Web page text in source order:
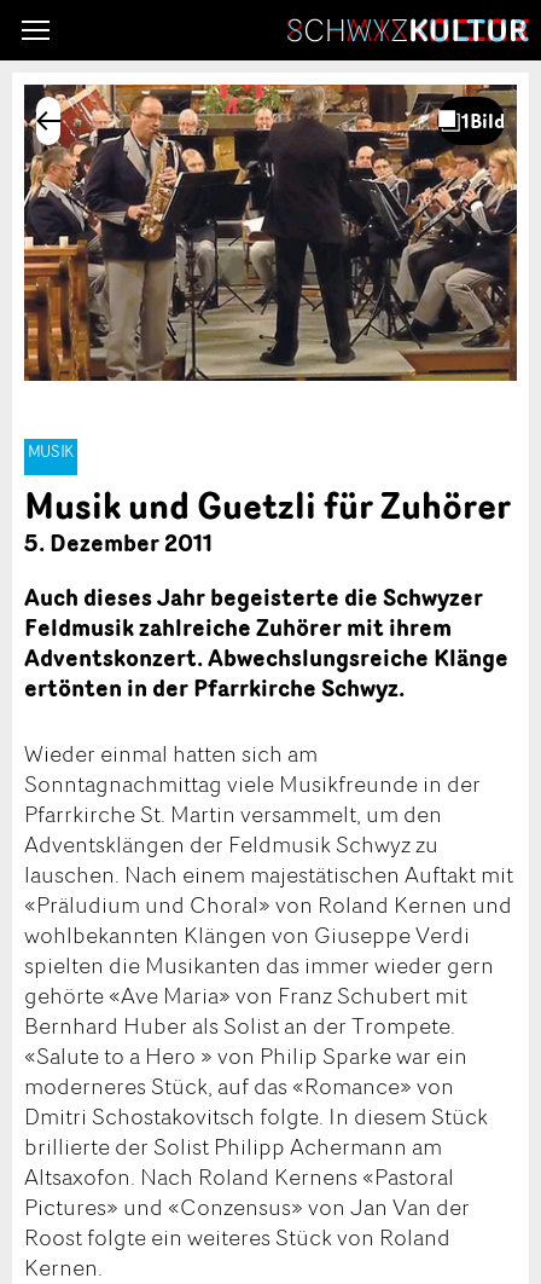
MUSIK
Musik und Guetzli für Zuhörer
5. Dezember 2011
Auch dieses Jahr begeisterte die Schwyzer
Feldmusik zahlreiche Zuhörer mit ihrem
Adventskonzert. Abwechslungsreiche Klänge
ertönten in der Pfarrkirche Schwyz.
Wieder einmal hatten sich am
Sonntagnachmittag viele Musikfreunde in der
Pfarrkirche St. Martin versammelt, um den
Adventsklängen der Feldmusik Schwyz zu
lauschen. Nach einem majestätischen Auftakt mit
«Präludium und Choral» von Roland Kernen und
wohlbekannten Klängen von Giuseppe Verdi
spielten die Musikanten das immer wieder gern
gehörte «Ave Maria» von Franz Schubert mit
Bernhard Huber als Solist an der Trompete.
«Salute to a Hero » von Philip Sparke war ein
moderneres Stück, auf das «Romance» von
Dmitri Schostakovitsch folgte. In diesem Stück
brillierte der Solist Philipp Achermann am
Altsaxofon. Nach Roland Kernens «Pastoral
Pictures» und «Conzensus» von Jan Van der
Roost folgte ein weiteres Stück von Roland
Kernen.